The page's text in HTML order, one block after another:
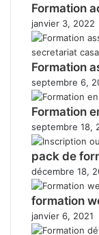
Formation
janvier 3, 2022
Formation
septembre 6,
Formation
septembre 18,
pack de
décembre 18,
formation
janvier 6, 2021